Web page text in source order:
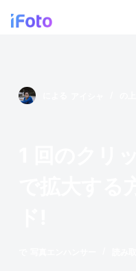
コ
ツ
に
AI ファッションモデル
ブログ